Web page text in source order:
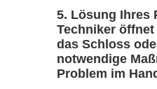
Lösung Ihres
Techniker
das Schloss
notwendige
Problem im